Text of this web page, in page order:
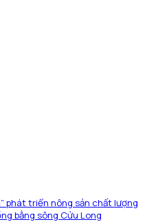
phát triển nông sản chất lượng
bằng sông Cửu Long